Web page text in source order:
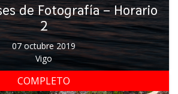
de Fotografía – Horario
2
07 octubre 2019
Vigo
COMPLETO